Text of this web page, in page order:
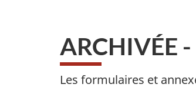
ARCHIVÉE
Les formulaires et